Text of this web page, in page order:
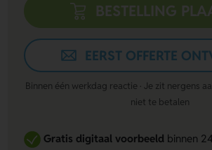
BESTELLING
EERST OFFERTE
Binnen één werkdag reactie · Je zit nergens
niet te betalen
Gratis digitaal voorbeeldbinnen